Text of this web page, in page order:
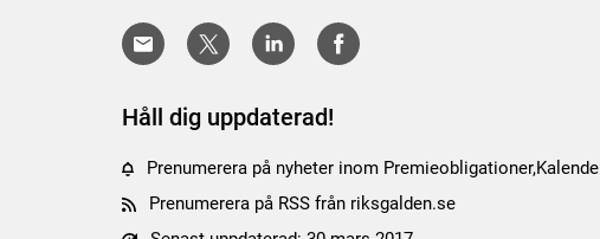
Håll dig uppdaterad!
Prenumerera på nyheter inom
Prenumerera på RSS från riksgalden.se